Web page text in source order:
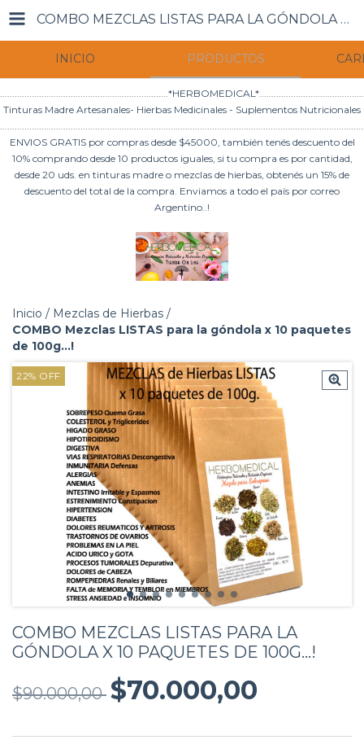
COMBO MEZCLAS LISTAS PARA LA GÓNDOLA X 10 PAQUETES DE 100G...!
INICIO PRODUCTOS
Tinturas Madre Artesanales- Hierbas Medicinales - Suplementos Nutricionales
ENVIOS GRATIS por compras desde $45000, también tenés descuento del
10% comprando desde 10 productos iguales, si tu compra es por cantidad,
desde 20 uds. en tinturas madre o mezclas de hierbas, obtenés un 15% de
descuento del total de la compra. Enviamos a todo el país por correo
Argentino..!
Inicio / Mezclas de Hierbas /
COMBO Mezclas LISTAS para la góndola x 10 paquetes
de 100g...!
22% OFF
COMBO MEZCLAS LISTAS PARA LA
GÓNDOLA X 10 PAQUETES DE 100G...!
$90.000,00 $70.000,00